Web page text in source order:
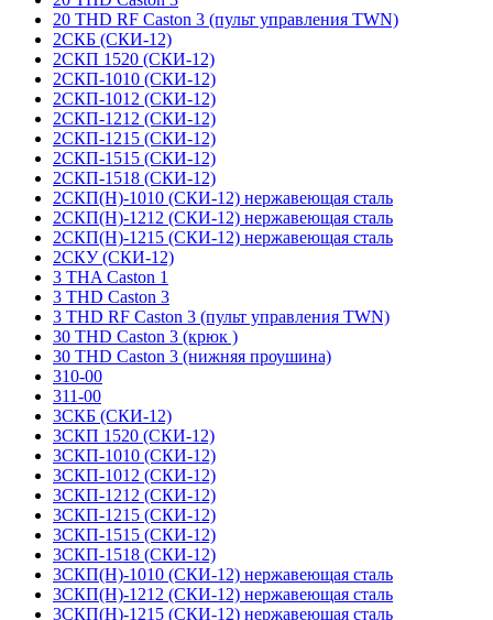
20 THD RF Caston 3 (пульт управления TWN)
2СКБ (СКИ-12)
2СКП 1520 (СКИ-12)
2СКП-1010 (СКИ-12)
2СКП-1012 (СКИ-12)
2СКП-1212 (СКИ-12)
2СКП-1215 (СКИ-12)
2СКП-1515 (СКИ-12)
2СКП-1518 (СКИ-12)
2СКП(Н)-1010 (СКИ-12) нержавеющая сталь
2СКП(Н)-1212 (СКИ-12) нержавеющая сталь
2СКП(Н)-1215 (СКИ-12) нержавеющая сталь
2СКУ (СКИ-12)
3 THA Caston 1
3 THD Caston 3
3 THD RF Caston 3 (пульт управления TWN)
30 THD Caston 3 (крюк )
30 THD Caston 3 (нижняя проушина)
310-00
311-00
3СКБ (СКИ-12)
3СКП 1520 (СКИ-12)
3СКП-1010 (СКИ-12)
3СКП-1012 (СКИ-12)
3СКП-1212 (СКИ-12)
3СКП-1215 (СКИ-12)
3СКП-1515 (СКИ-12)
3СКП-1518 (СКИ-12)
3СКП(Н)-1010 (СКИ-12) нержавеющая сталь
3СКП(Н)-1212 (СКИ-12) нержавеющая сталь
3СКП(Н)-1215 (СКИ-12) нержавеющая сталь